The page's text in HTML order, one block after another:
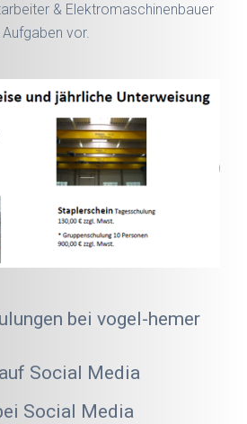
& Elektromaschinenbauer
vor.
bei vogel-hemer
Social Media
Social Media